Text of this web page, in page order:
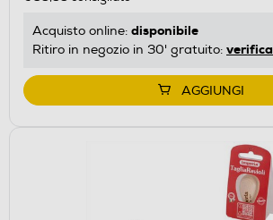
Acquisto online: disponibile
Ritiro in negozio in 30' gratuito: verifica
AGGIUNGI